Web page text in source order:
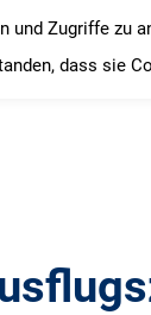
Zugriffe zu
dass sie